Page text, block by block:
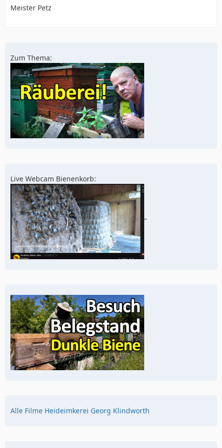
Meister Petz
Zum Thema:
Live Webcam Bienenkorb:
"
Alle Filme Heideimkerei Georg Klindworth